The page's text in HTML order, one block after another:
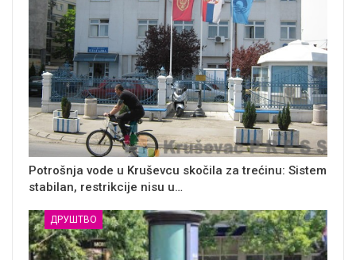
Potrošnja vode u Kruševcu skočila za trećinu: Sistem
stabilan, restrikcije nisu u…
ДРУШТВО